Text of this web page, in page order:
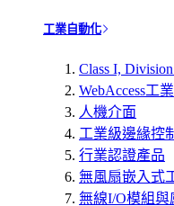
工業自動化
Class I,
WebAccess工
人機介面
工業級邊緣控
行業認證產品
無風扇嵌入式
無線I/O模組與